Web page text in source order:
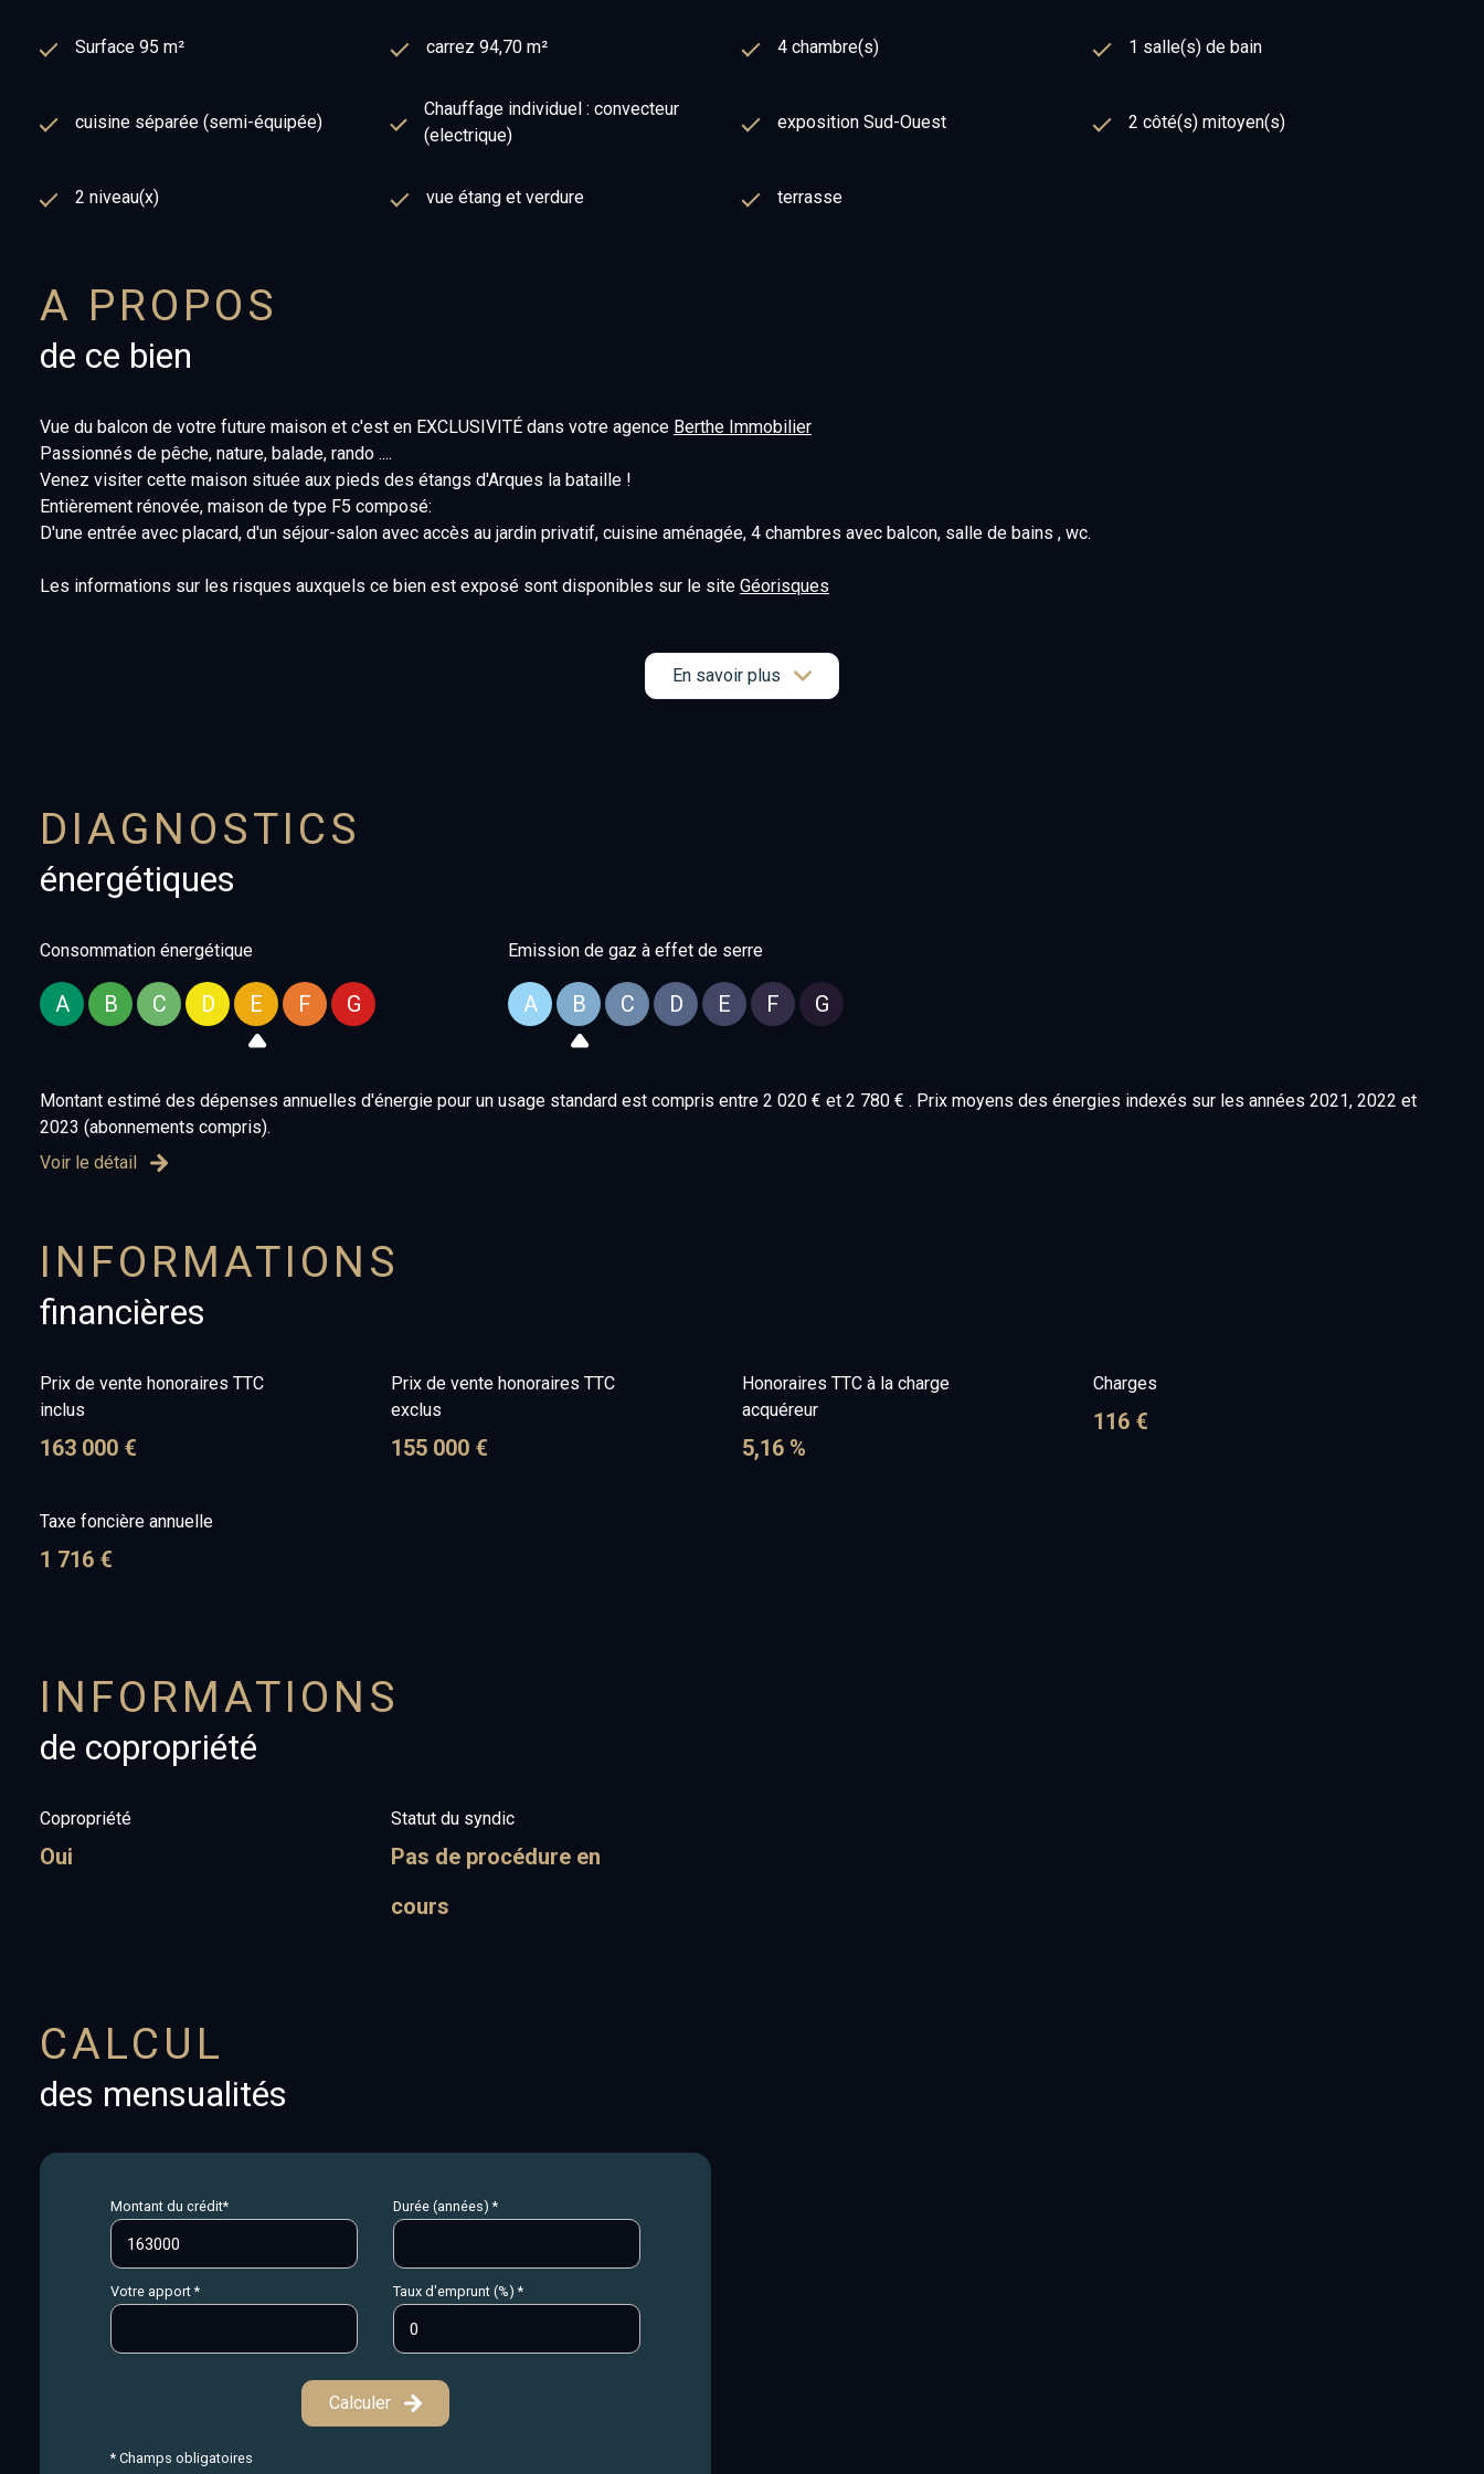
Surface 95 m² carrez 94,70 m² 4 chambre(s) 1 salle(s) de bain
cuisine séparée (semi-équipée)
Chauffage individuel : convecteur
(electrique)
exposition Sud-Ouest 2 côté(s) mitoyen(s)
2 niveau(x) vue étang et verdure terrasse
A PROPOS
de ce bien
Vue du balcon de votre future maison et c'est en EXCLUSIVITÉ dans votre agence Berthe Immobilier
Passionnés de pêche, nature, balade, rando ....
Venez visiter cette maison située aux pieds des étangs d'Arques la bataille !
Entièrement rénovée, maison de type F5 composé:
D'une entrée avec placard, d'un séjour-salon avec accès au jardin privatif, cuisine aménagée, 4 chambres avec balcon, salle de bains , wc.
Les informations sur les risques auxquels ce bien est exposé sont disponibles sur le site Géorisques
En savoir plus
DIAGNOSTICS
énergétiques
Consommation énergétique
A B C D E F G
Emission de gaz à effet de serre
A B C D E F G
Montant estimé des dépenses annuelles d'énergie pour un usage standard est compris entre 2 020 € et 2 780 € . Prix moyens des énergies indexés sur les années 2021, 2022 et
2023 (abonnements compris).
Voir le détail
INFORMATIONS
financières
Prix de vente honoraires TTC
inclus
163 000 €
Prix de vente honoraires TTC
exclus
155 000 €
Honoraires TTC à la charge
acquéreur
5,16 %
Charges
116 €
Taxe foncière annuelle
1 716 €
INFORMATIONS
de copropriété
Copropriété
Oui
Statut du syndic
Pas de procédure en
cours
CALCUL
des mensualités
Montant du crédit* Durée (années) *
Votre apport * Taux d'emprunt (%) *
Calculer
* Champs obligatoires